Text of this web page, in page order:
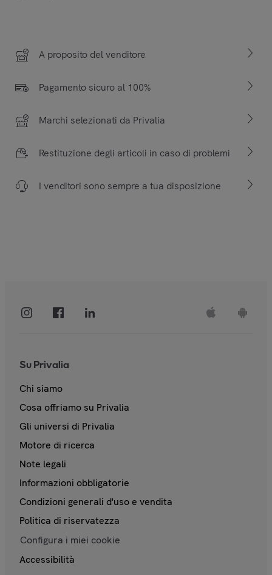
A proposito del venditore
Pagamento sicuro al 100%
Marchi selezionati da Privalia
Restituzione degli articoli in caso di problemi
I venditori sono sempre a tua disposizione
Su Privalia
Chi siamo
Cosa offriamo su Privalia
Gli universi di Privalia
Motore di ricerca
Note legali
Informazioni obbligatorie
Condizioni generali d'uso e vendita
Politica di riservatezza
Configura i miei cookie
Accessibilità